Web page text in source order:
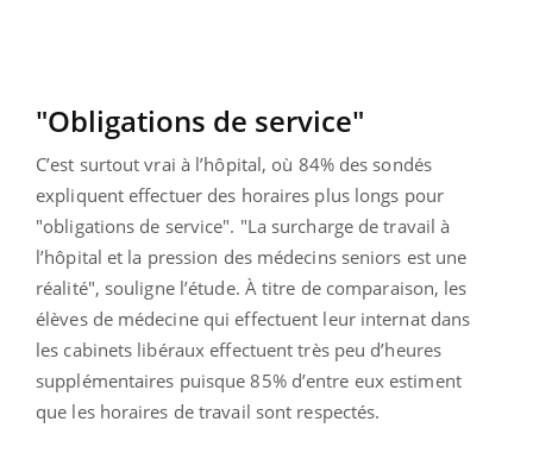
"Obligations de service"
C’est surtout vrai à l’hôpital, où 84% des sondés
expliquent effectuer des horaires plus longs pour
"obligations de service". "La surcharge de travail à
l’hôpital et la pression des médecins seniors est une
réalité", souligne l’étude. À titre de comparaison, les
élèves de médecine qui effectuent leur internat dans
les cabinets libéraux effectuent très peu d’heures
supplémentaires puisque 85% d’entre eux estiment
que les horaires de travail sont respectés.